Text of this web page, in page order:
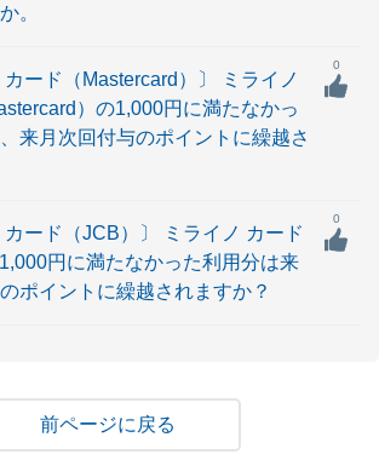
。
カード（Mastercard）〕 ミライノ
）の1,000円に満たなかっ
来月次回付与のポイントに繰越さ
0
カード（JCB）〕 ミライノ カード
1,000円に満たなかった利用分は来
ポイントに繰越されますか？
0
戻る